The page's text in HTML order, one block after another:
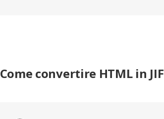
Come convertire HTML in JIF